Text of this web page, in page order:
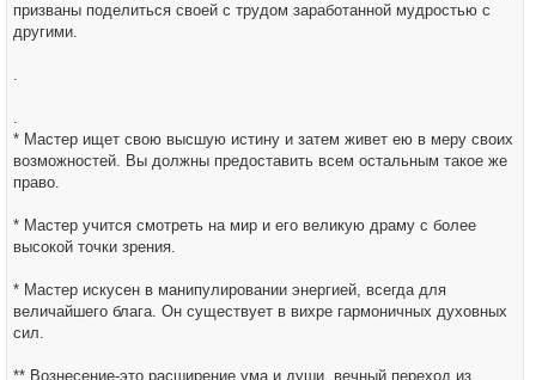
призваны поделиться своей с трудом заработанной мудростью с
другими.
.
.
* Мастер ищет свою высшую истину и затем живет ею в меру своих
возможностей. Вы должны предоставить всем остальным такое же
право.
* Мастер учится смотреть на мир и его великую драму с более
высокой точки зрения.
* Мастер искусен в манипулировании энергией, всегда для
величайшего блага. Он существует в вихре гармоничных духовных
сил.
** Вознесение-это расширение ума и души, вечный переход из